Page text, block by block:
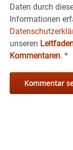
Daten durch
Informationen
unseren
Kommentaren. *